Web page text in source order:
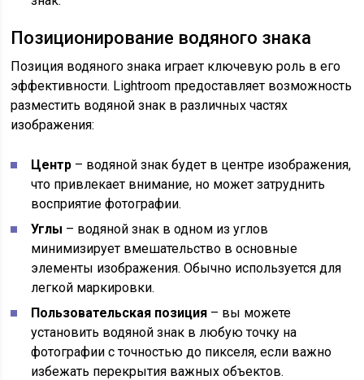
Позиционирование водяного знака
Позиция водяного знака играет ключевую роль в его
эффективности. Lightroom предоставляет возможность
разместить водяной знак в различных частях
изображения:
Центр – водяной знак будет в центре изображения,
что привлекает внимание, но может затруднить
восприятие фотографии.
Углы – водяной знак в одном из углов
минимизирует вмешательство в основные
элементы изображения. Обычно используется для
легкой маркировки.
Пользовательская позиция – вы можете
установить водяной знак в любую точку на
фотографии с точностью до пикселя, если важно
избежать перекрытия важных объектов.